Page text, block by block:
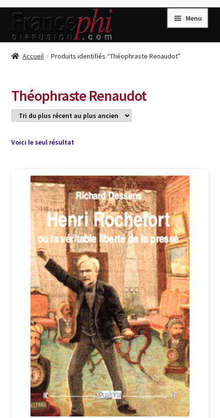
Aller
la
Aller
contenu
Menu
Accueil
Caisse
Compte
Conditions de Vente
Connection
Listes d’Envies
Livres de Peter Randa
Livres de Philippe Randa
Login Customizer
Newsletter
Nous Contacter
Panier
Politique de confidentialité et cookies
Qui sommes-nous ?
Soutien à Philippe Randa
Suivi de la Commande
Accueil Produits identifiés “Théophraste Renaudot”
Théophraste Renaudot
Voici le seul résultat